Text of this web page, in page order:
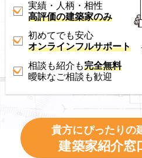
実績・人柄・相性
高評価の建築家のみ
初めてでも安心
オンラインフルサポート
相談も紹介も完全無料
曖昧なご相談も歓迎
貴方にぴったりの
建築家紹介窓